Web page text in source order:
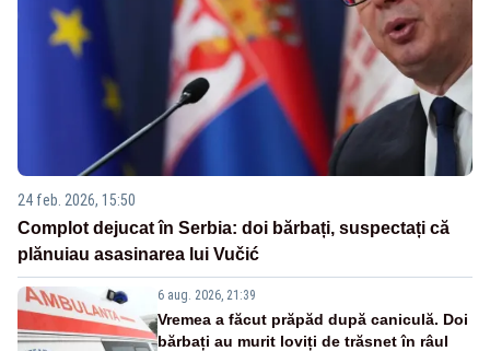
24 feb. 2026, 15:50
Complot dejucat în Serbia: doi bărbați, suspectați că
plănuiau asasinarea lui Vučić
6 aug. 2026, 21:39
Vremea a făcut prăpăd după caniculă. Doi
bărbați au murit loviți de trăsnet în râul